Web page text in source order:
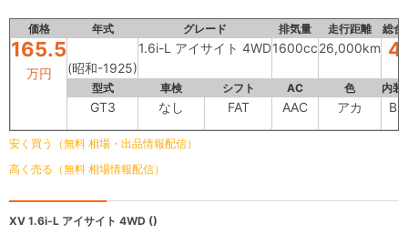
価格 年式 グレード 排気量 走行距離 総合
165.5
万円 (昭和-1925)
1.6i-L アイサイト 4WD1600cc26,000km
型式 車検 シフト AC 色 内装
GT3 なし FAT AAC アカ B
安く買う（無料 相場・出品情報配信）
高く売る（無料 相場情報配信）
XV 1.6i-L アイサイト 4WD ()